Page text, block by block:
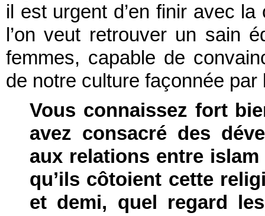
il est urgent d’en finir avec
l’on veut retrouver un sain
femmes, capable de
de notre culture façonnée
Vous connaissez fort
avez consacré des
aux relations entre
qu’ils côtoient cette
et demi, quel regard